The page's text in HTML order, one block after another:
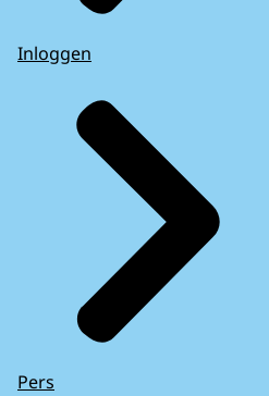
Inloggen
Pers